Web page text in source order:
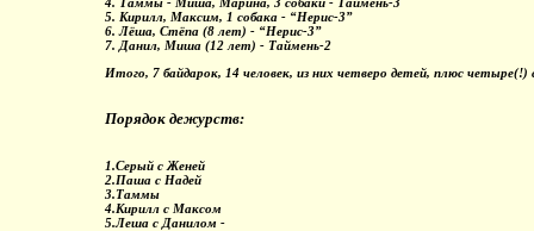
5. Кирилл, Максим, 1 собака - “Нерис-3”
6. Лёша, Стёпа (8 лет) - “Нерис-3”
7. Данил, Миша (12 лет) - Таймень-2
Итого, 7 байдарок, 14 человек, из них четверо детей, плюс четыре(!)
Порядок дежурств:
1.Серый с Женей
2.Паша с Надей
3.Таммы
4.Кирилл с Максом
5.Леша с Данилом -